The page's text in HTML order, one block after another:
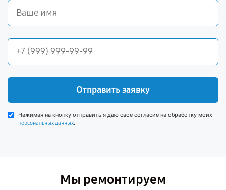
Отправить заявку
Нажимая на кнопку отправить я даю свое согласие на обработку моих
персональных данных.
Мы ремонтируем